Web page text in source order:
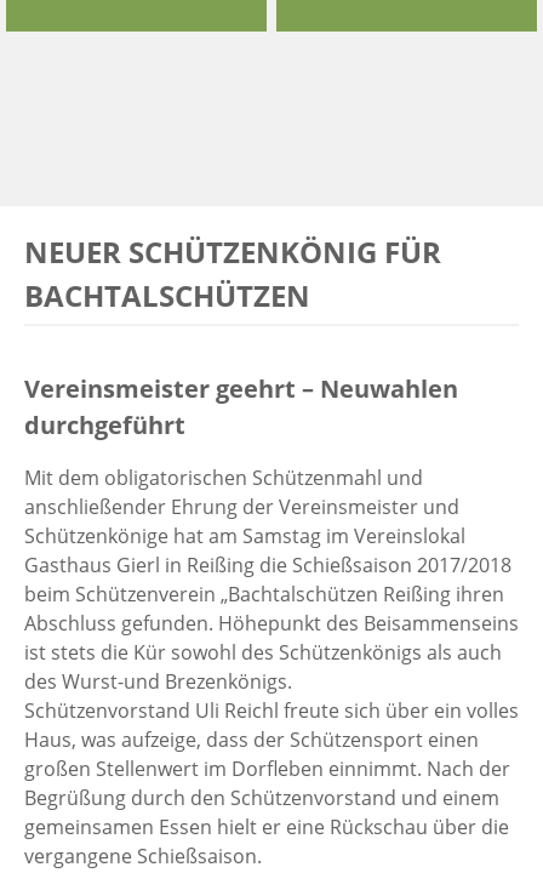
NEUER SCHÜTZENKÖNIG FÜR
BACHTALSCHÜTZEN
Vereinsmeister geehrt – Neuwahlen
durchgeführt
Mit dem obligatorischen Schützenmahl und
anschließender Ehrung der Vereinsmeister und
Schützenkönige hat am Samstag im Vereinslokal
Gasthaus Gierl in Reißing die Schießsaison 2017/2018
beim Schützenverein „Bachtalschützen Reißing ihren
Abschluss gefunden. Höhepunkt des Beisammenseins
ist stets die Kür sowohl des Schützenkönigs als auch
des Wurst-und Brezenkönigs.
Schützenvorstand Uli Reichl freute sich über ein volles
Haus, was aufzeige, dass der Schützensport einen
großen Stellenwert im Dorfleben einnimmt. Nach der
Begrüßung durch den Schützenvorstand und einem
gemeinsamen Essen hielt er eine Rückschau über die
vergangene Schießsaison.